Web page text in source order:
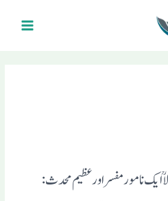
نامور مفسر اور عظیم محدث: